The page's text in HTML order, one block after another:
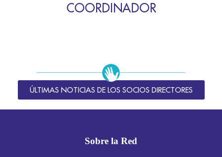
COORDINADOR
ÚLTIMAS NOTICIAS DE LOS SOCIOS DIRECTORES
Sobre la Red